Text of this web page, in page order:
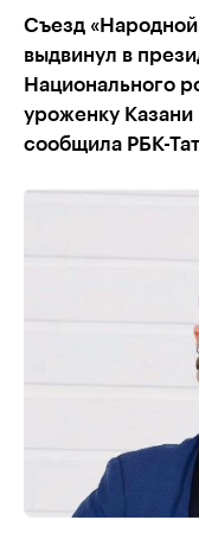
Съезд «Народной
выдвинул в
Национального
уроженку
сообщила РБК-